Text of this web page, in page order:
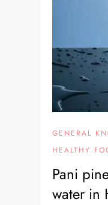
GENERAL
HEALTHY
Pani
water in